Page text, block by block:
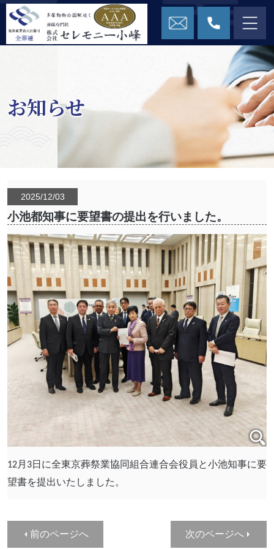
お知らせ
2025/12/03
小池都知事に要望書の提出を行いました。
12月3日に全東京葬祭業協同組合連合会役員と小池知事に要
望書を提出いたしました。
前のページへ 次のページへ